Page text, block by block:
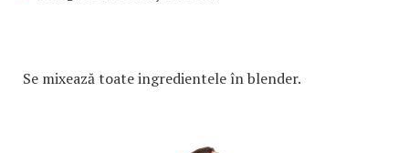
Se mixează toate ingredientele în blender.